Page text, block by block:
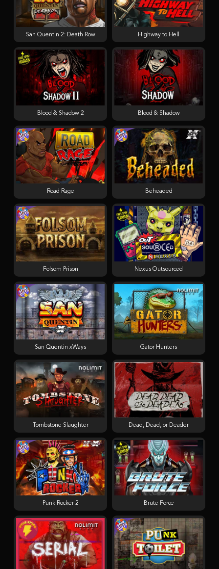
Dead, Dead, or Deader
Highway to Hell
Brute Force
Tombstone Slaughter
San Quentin 2: Death Row
Blood & Shadow
Blood & Shadow 2
Punk Rocker 2
Beheaded
Nexus Outsourced
Gator Hunters
Folsom Prison
Road Rage
San Quentin xWays